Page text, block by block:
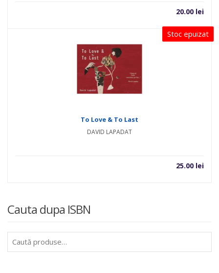
20.00 lei
Stoc epuizat
To Love & To Last
DAVID LAPADAT
25.00 lei
Cauta dupa ISBN
după: